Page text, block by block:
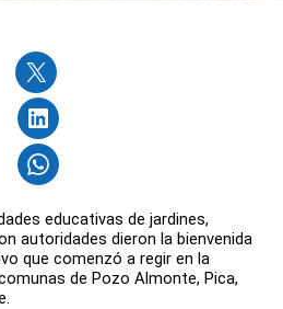
educativas de jardines,
autoridades dieron la bienvenida
que comenzó a regir en la
de Pozo Almonte, Pica,